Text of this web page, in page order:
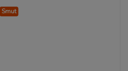
Smut